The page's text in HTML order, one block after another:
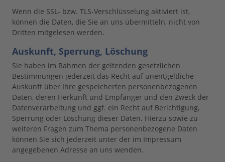
Wenn die SSL- bzw. TLS-Verschlüsselung aktiviert ist,
können die Daten, die Sie an uns übermitteln, nicht von
Dritten mitgelesen werden.
Auskunft, Sperrung, Löschung
Sie haben im Rahmen der geltenden gesetzlichen
Bestimmungen jederzeit das Recht auf unentgeltliche
Auskunft über Ihre gespeicherten personenbezogenen
Daten, deren Herkunft und Empfänger und den Zweck der
Datenverarbeitung und ggf. ein Recht auf Berichtigung,
Sperrung oder Löschung dieser Daten. Hierzu sowie zu
weiteren Fragen zum Thema personenbezogene Daten
können Sie sich jederzeit unter der im Impressum
angegebenen Adresse an uns wenden.